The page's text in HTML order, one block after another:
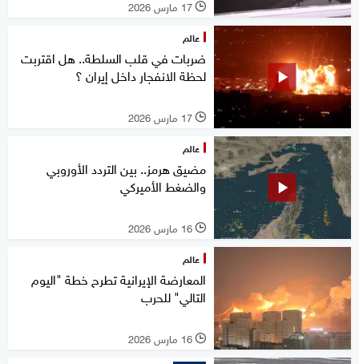
l 17 مارس 2026
عالم
ضربات في قلب السلطة.. هل اقتربت
لحظة الانفجار داخل إيران ؟
l 17 مارس 2026
عالم
مضيق هرمز.. بين التردد الأوروبي
والضغط الأميركي
l 16 مارس 2026
عالم
المعارضة الإيرانية تطرح خطة "اليوم
التالي" للحرب
l 16 مارس 2026